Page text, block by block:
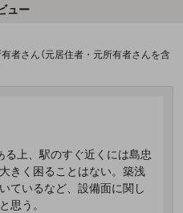
ュー
者さん（元居住者・元所有者さんを含
上、駅のすぐ近くには島忠
きく困ることはない。築浅
ているなど、設備面に関し
思う。